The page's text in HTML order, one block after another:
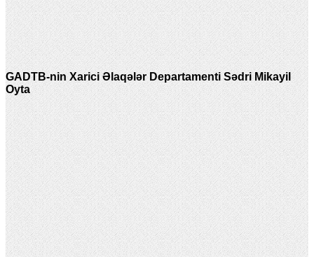
GADTB-nin Xarici Əlaqələr Departamenti Sədri Mikayil
Oyta